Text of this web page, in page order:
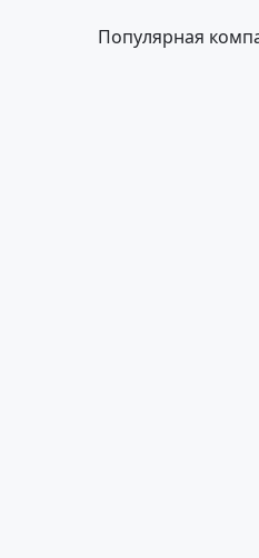
Популярная